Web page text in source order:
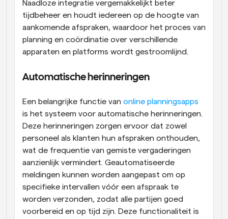
Naadloze integratie vergemakkelijkt beter
tijdbeheer en houdt iedereen op de hoogte van
aankomende afspraken, waardoor het proces van
planning en coördinatie over verschillende
apparaten en platforms wordt gestroomlijnd.
Automatische herinneringen
Een belangrijke functie van online planningsapps
is het systeem voor automatische herinneringen.
Deze herinneringen zorgen ervoor dat zowel
personeel als klanten hun afspraken onthouden,
wat de frequentie van gemiste vergaderingen
aanzienlijk vermindert. Geautomatiseerde
meldingen kunnen worden aangepast om op
specifieke intervallen vóór een afspraak te
worden verzonden, zodat alle partijen goed
voorbereid en op tijd zijn. Deze functionaliteit is